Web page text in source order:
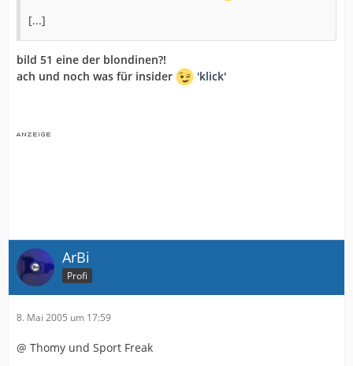
[...]
bild 51 eine der blondinen?!
ach und noch was für insider
'klick'
ArBi
Profi
8. Mai 2005 um 17:59
@ Thomy und Sport Freak